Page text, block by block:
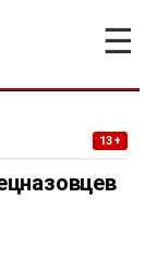
☰
13+